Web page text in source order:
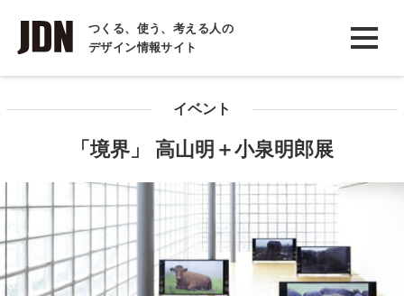
つくる、使う、考える人の
デザイン情報サイト
INTERVIEW
インタビュー
イベント
「境界」 高山明＋小泉明郎展